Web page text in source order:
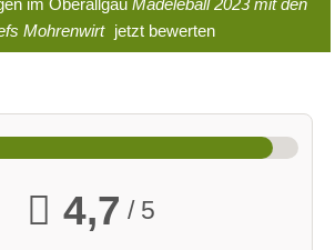
Mohrenwirt jetzt bewerten
4,7 / 5